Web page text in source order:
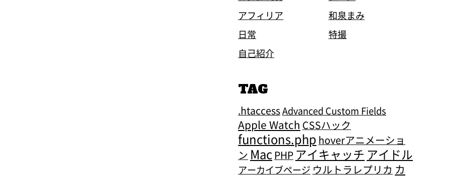
アフィリア
和泉まみ
日常
特撮
自己紹介
TAG
.htaccessAdvanced Custom Fields
Apple Watch CSSハック
functions.php hoverアニメーショ
ン Mac PHP アイキャッチ アイドル
アーカイブページ ウルトラレプリカ カ